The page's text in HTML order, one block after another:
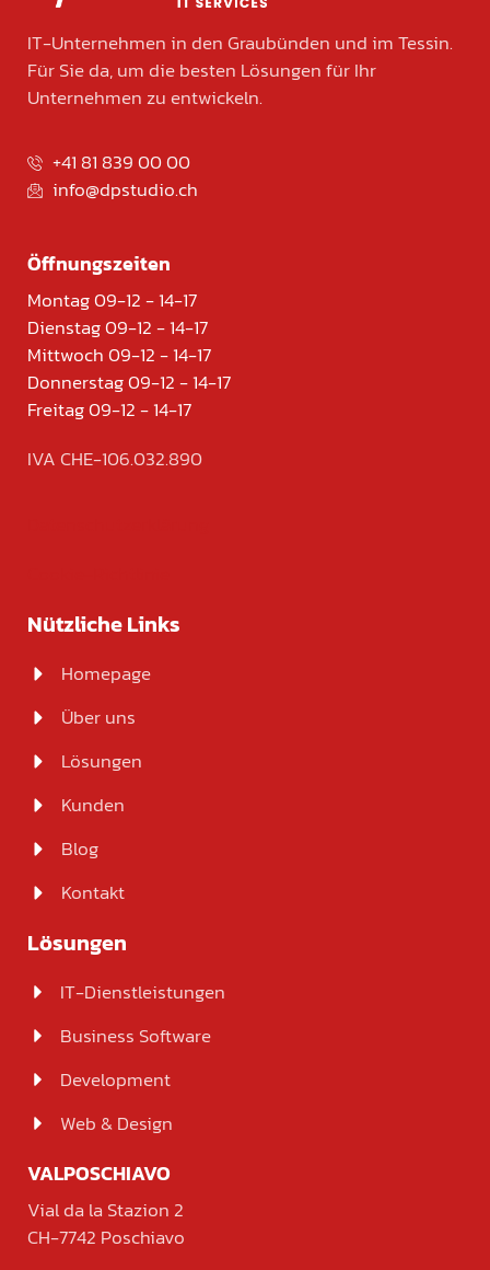
IT-Unternehmen in den Graubünden und im Tessin.
Für Sie da, um die besten Lösungen für Ihr
Unternehmen zu entwickeln.
+41 81 839 00 00
info@dpstudio.ch
Öffnungszeiten
Montag 09-12 - 14-17
Dienstag 09-12 - 14-17
Mittwoch 09-12 - 14-17
Donnerstag 09-12 - 14-17
Freitag 09-12 - 14-17
IVA CHE-106.032.890
Nützliche Links
Homepage
Über uns
Lösungen
Kunden
Blog
Kontakt
Lösungen
IT-Dienstleistungen
Business Software
Development
Web & Design
VALPOSCHIAVO
Vial da la Stazion 2
CH-7742 Poschiavo